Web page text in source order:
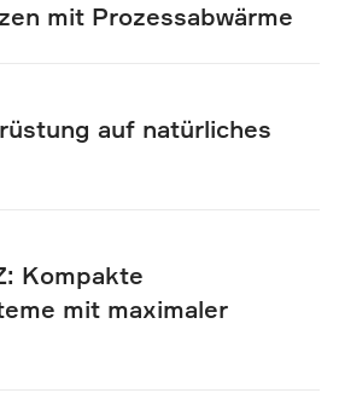
mit Prozessabwärme
auf natürliches
Kompakte
mit maximaler